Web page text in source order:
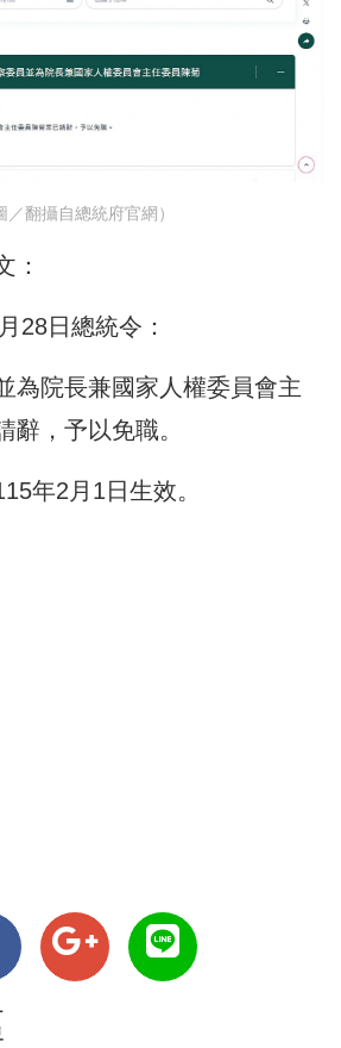
／翻攝自總統府官網）
：
28日總統令：
為院長兼國家人權委員會主
辭，予以免職。
年2月1日生效。